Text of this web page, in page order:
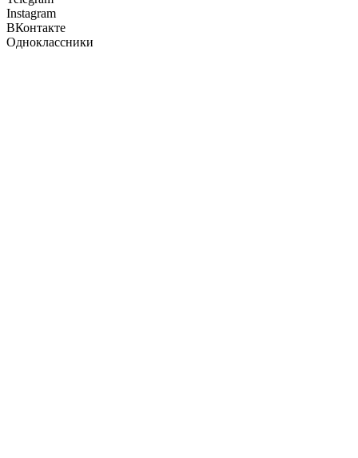
Instagram
ВКонтакте
Одноклассники